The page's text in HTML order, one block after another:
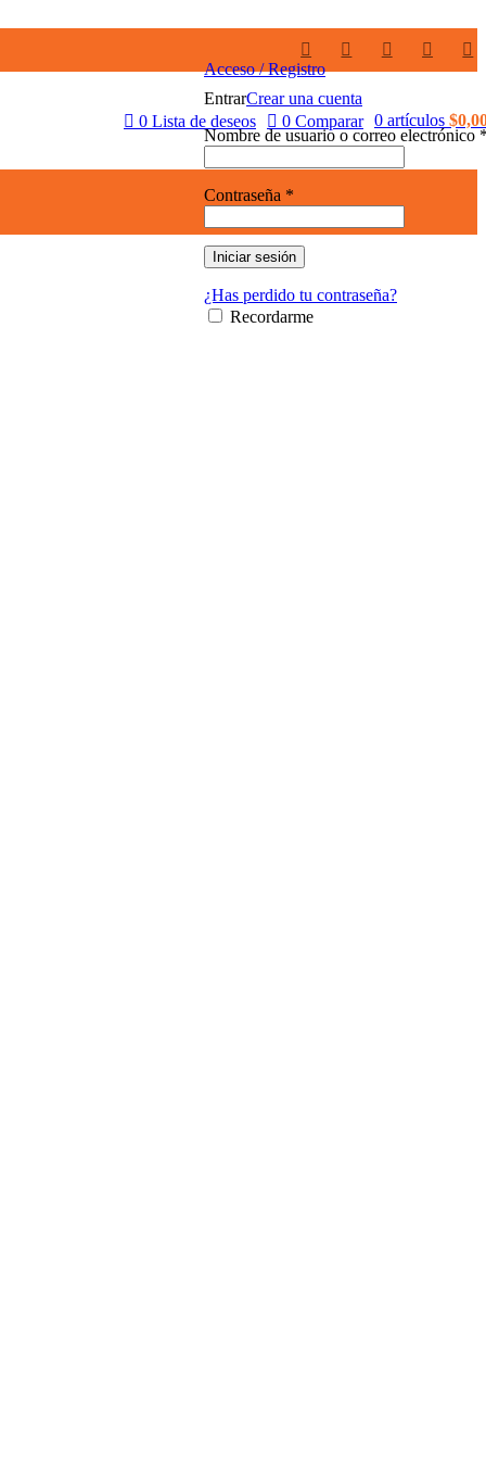
0 Lista de deseos 0 Comparar 0 artículos $
Acceso / Registro
EntrarCrear una cuenta
Nombre de usuario o correo electrónico
Contraseña *
Iniciar sesión
¿Has perdido tu contraseña?
Recordarme